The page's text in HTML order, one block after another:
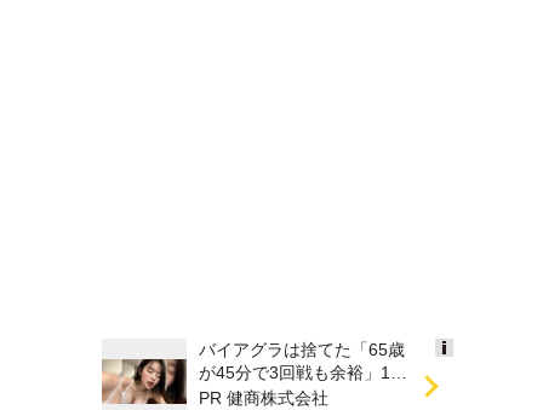
by
バイアグラは捨てた「65歳
が45分で3回戦も余裕」1日
31円で朝まで絶好調！
PR 健商株式会社